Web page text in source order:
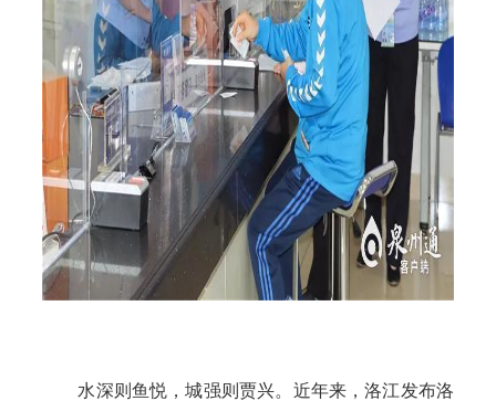
水深则鱼悦，城强则贾兴。近年来，洛江发布洛